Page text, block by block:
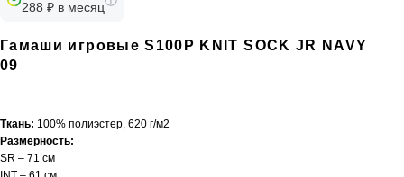
288 ₽ в месяц
Гамаши игровые S100P KNIT SOCK JR NAVY
09
Ткань: 100% полиэстер, 620 г/м2
Размерность:
SR – 71 см